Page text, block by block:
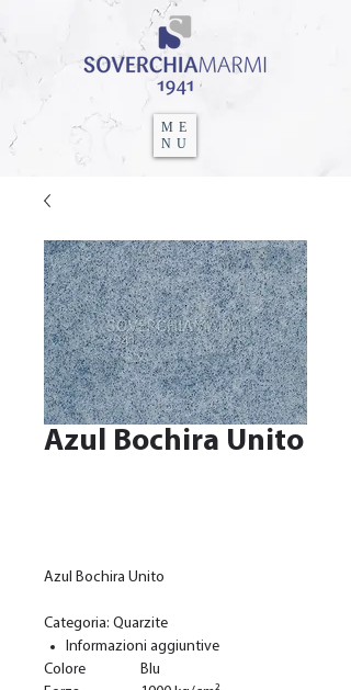
ME
NU
Azul Bochira Unito
Azul Bochira Unito
Categoria: Quarzite
Informazioni aggiuntive
Colore
Blu